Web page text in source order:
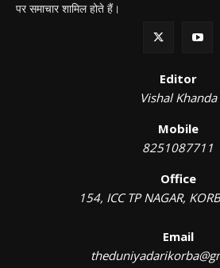
पर समाचार शामिल होते हैं।
Editor
Vishal Khanda
Mobile
8251087711
Office
154, ICC TP NAGAR,
Email